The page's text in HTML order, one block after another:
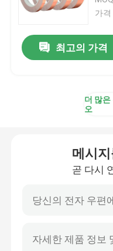
알루니늄 합금 시트
가
최고의 가격
더 많은
오
메시
곧 다시